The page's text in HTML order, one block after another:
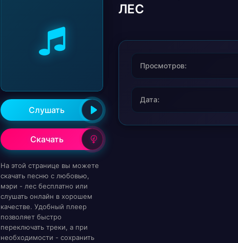
Слушать
Скачать
На этой странице вы можете
скачать песню с любовью,
мэри - лес бесплатно или
слушать онлайн в хорошем
качестве. Удобный плеер
позволяет быстро
переключать треки, а при
необходимости - сохранить
ЛЕС
Просмотров:
Дата: